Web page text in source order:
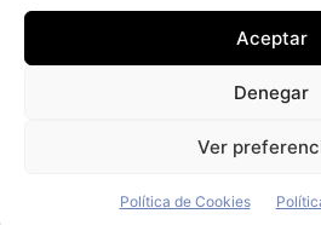
Aceptar
Denegar
Ver
Política de Cookies
© 2026 FLEET PEOPLE
las flotas y el renting
C/ Fernández de la Hoz
Madrid (España) |
Política de